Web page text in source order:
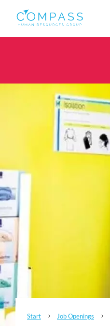
Start 5 Job Openings 5